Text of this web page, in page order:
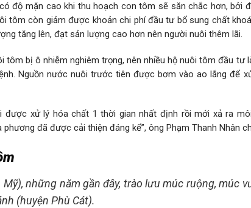
độ mặn cao khi thu hoạch con tôm sẽ săn chắc hơn, bởi
tôm còn giảm được khoản chi phí đầu tư bổ sung chất
tăng lên, đạt sản lượng cao hơn nên người nuôi thêm lãi.
tôm bị ô nhiễm nghiêm trọng, nên nhiều hộ nuôi tôm đầu tư
Nguồn nước nuôi trước tiên được bơm vào ao lắng để
xử lý hóa chất 1 thời gian nhất định rồi mới xả ra
đã được cải thiện đáng kể”, ông Phạm Thanh Nhân
những năm gần đây, trào lưu múc ruộng, múc
(huyện Phù Cát).